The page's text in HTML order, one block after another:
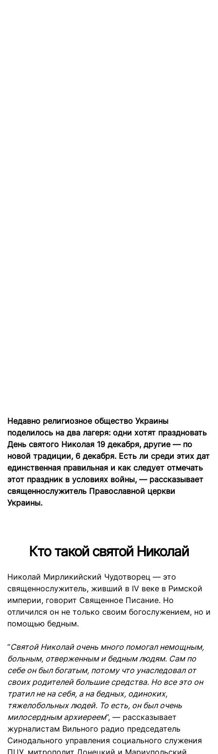
Недавно религиозное общество Украины
поделилось на два лагеря: одни хотят праздновать
День святого Николая 19 декабря, другие — по
новой традиции, 6 декабря. Есть ли среди этих дат
единственная правильная и как следует отмечать
этот праздник в условиях войны, — рассказывает
священнослужитель Православной церкви
Украины.
Кто такой святой Николай
Николай Мирликийский Чудотворец — это
священнослужитель, живший в IV веке в Римской
империи, говорит Священное Писание. Но
отличился он не только своим богослужением, но и
помощью бедным.
“Святой Николай очень много помогал немощным,
больным, отверженным и бедным людям. Сам по
себе он был богатым, потому что унаследовал от
своих родителей большие средства. Но все это он
тратил не на себя, а на бедных, одиноких,
тяжелобольных людей. То есть, он был очень
милосердным архиереем”, — рассказывает
журналистам Вильного радио председатель
Синодального управления социального служения
ПЦУ, митрополит Донецкий и Мариупольский